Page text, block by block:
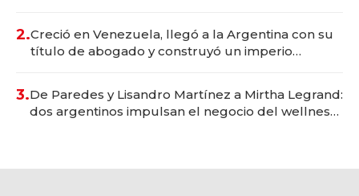
2.Creció en Venezuela, llegó a la Argentina con su
título de abogado y construyó un imperio
3.De Paredes y Lisandro Martínez a Mirtha Legrand:
dos argentinos impulsan el negocio del wellness